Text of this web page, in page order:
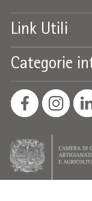
Link Utili
Categorie